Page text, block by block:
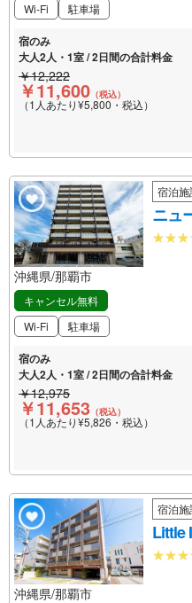
Wi-Fi
駐車場
宿のみ
大人2人・1室 / 2日間の合計料金
￥12,222
￥11,600 （税込）
（1人あたり¥5,800・税込）
宿泊
ニュ
沖縄県/那覇市
キャンセル無料
Wi-Fi
駐車場
宿のみ
大人2人・1室 / 2日間の合計料金
￥12,975
￥11,653 （税込）
（1人あたり¥5,826・税込）
宿泊
Little
沖縄県/那覇市